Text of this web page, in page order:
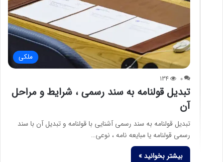
ملکی
0
134
تبدیل قولنامه به سند رسمی ، شرایط و مراحل
آن
تبدیل قولنامه به سند رسمی آشنایی با قولنامه و تبدیل آن با سند
رسمی قولنامه یا مبایعه نامه ، نوعی…
بیشتر بخوانید »